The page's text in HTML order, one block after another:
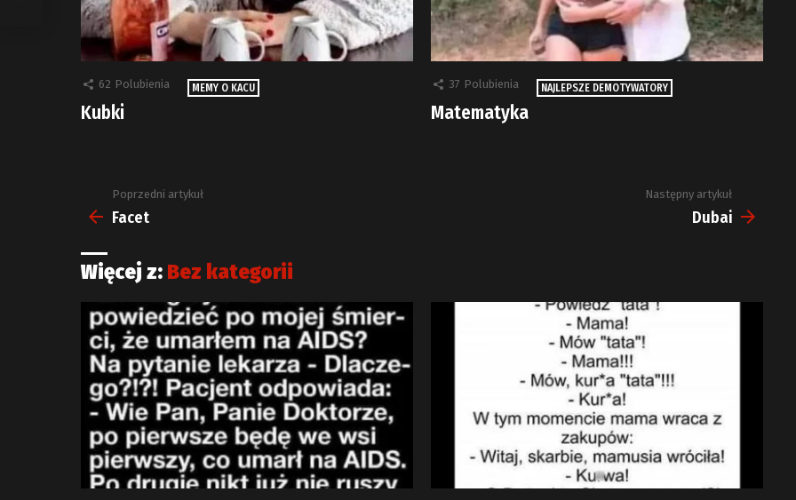
62 Polubienia MEMY O KACU
Kubki
37 Polubienia NAJLEPSZE DEMOTYWATORY
Matematyka
Zobacz
więcej
Poprzedni artykuł
Facet
Następny artykuł
Dubai
Więcej z: Bez kategorii